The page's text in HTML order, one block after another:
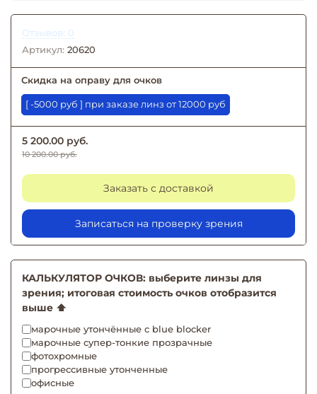
Отзывов: 0
Артикул: 20620
Скидка на оправу для очков
[ -5000 руб ] при заказе линз от 12000 руб
5 200.00 руб.
10 200.00 руб.
Заказать с доставкой
Записаться на проверку зрения
КАЛЬКУЛЯТОР ОЧКОВ: выберите линзы для
зрения; итоговая стоимость очков отобразится
выше ⬆️
марочные утончённые с blue blocker
марочные супер-тонкие прозрачные
фотохромные
прогрессивные утонченные
офисные